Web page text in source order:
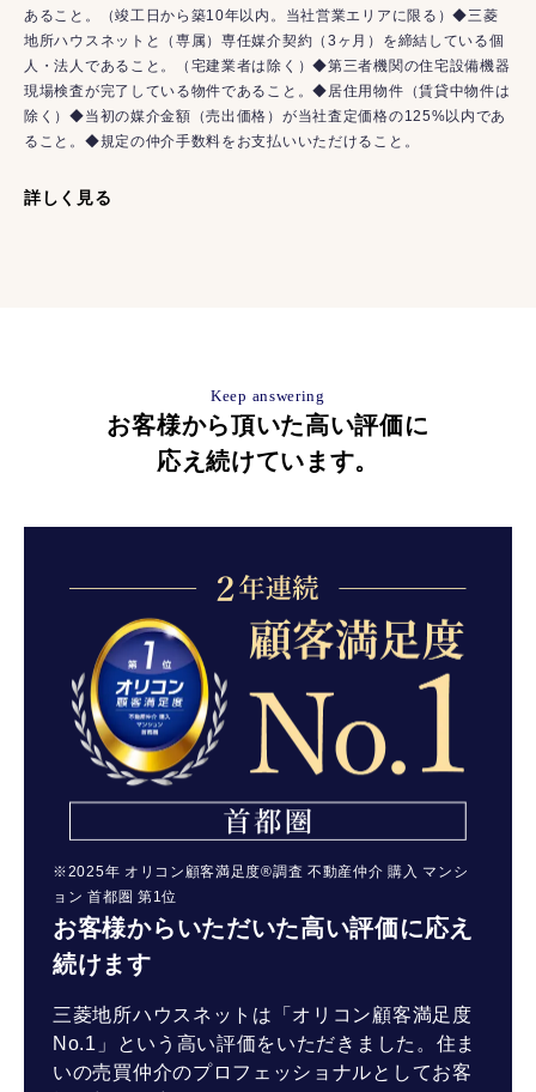
あること。（竣工日から築10年以内。当社営業エリアに限る）◆三菱
地所ハウスネットと（専属）専任媒介契約（3ヶ月）を締結している個
人・法人であること。（宅建業者は除く）◆第三者機関の住宅設備機器
現場検査が完了している物件であること。◆居住用物件（賃貸中物件は
除く）◆当初の媒介金額（売出価格）が当社査定価格の125%以内であ
ること。◆規定の仲介手数料をお支払いいただけること。
詳しく見る
Keep answering
お客様から頂いた高い評価に
応え続けています。
お客様からいただいた高い評価に応え
続けます
三菱地所ハウスネットは「オリコン顧客満足度
No.1」という高い評価をいただきました。住ま
いの売買仲介のプロフェッショナルとしてお客
※2025年 オリコン顧客満足度®調査 不動産仲介 購入 マンシ
ョン 首都圏 第1位